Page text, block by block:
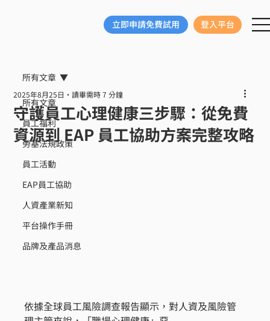
立即申請免費試用 登入平台
所有文章
員工福利
勞基法規政策
員工活動
EAP員工協助
人資產業新知
平台操作手冊
品牌及產品消息
所有文章
守護員工心理健康三步驟：從免費
資源到 EAP 員工協助方案完整攻略
2025年8月25日 讀畢需時 7 分鐘
依據全球員工風險調查報告顯示，對人資及風險管